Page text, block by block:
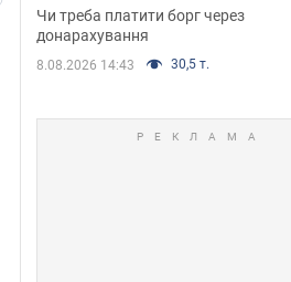
суддя ухвалив
неочікуване рішення
Чи треба платити борг через
донарахування
8.08.2026 14:43 30,5 т.